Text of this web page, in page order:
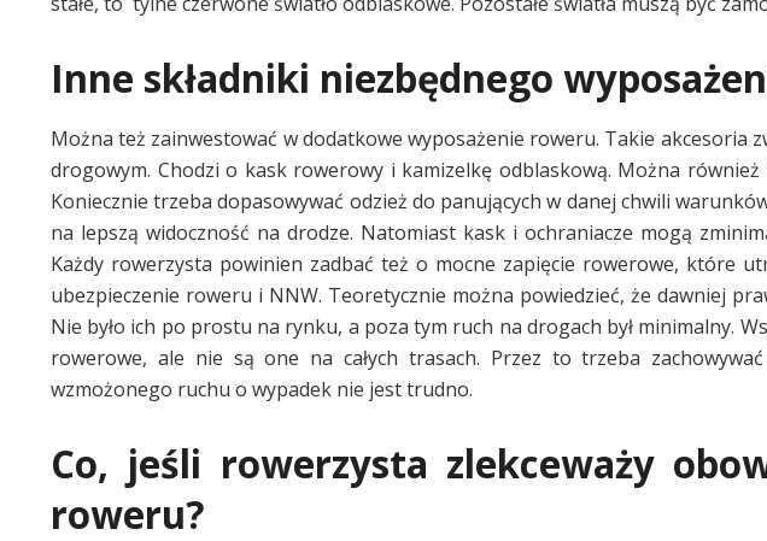
Inne składniki niezbędnego
Można też zainwestować w dodatkowe wyposażenie roweru. Takie akcesoria
drogowym. Chodzi o kask rowerowy i kamizelkę odblaskową. Można również
Koniecznie trzeba dopasowywać odzież do panujących w danej chwili
na lepszą widoczność na drodze. Natomiast kask i ochraniacze mogą
Każdy rowerzysta powinien zadbać też o mocne zapięcie rowerowe, które
ubezpieczenie roweru i NNW. Teoretycznie można powiedzieć, że dawniej
Nie było ich po prostu na rynku, a poza tym ruch na drogach był minimalny.
rowerowe, ale nie są one na całych trasach. Przez to trzeba
wzmożonego ruchu o wypadek nie jest trudno.
Co, jeśli rowerzysta zlekceważy
roweru?